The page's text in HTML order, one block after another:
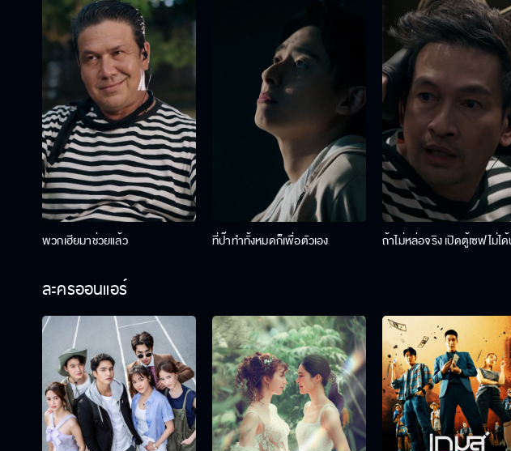
พวกเฮียมาช่วยแล้ว ที่ป๊าทำทั้งหมดก็เพื่อตัวเอง ถ้าไม่หล่อจริง เปิดตู้เซฟไม่ได้
ละครออนแอร์